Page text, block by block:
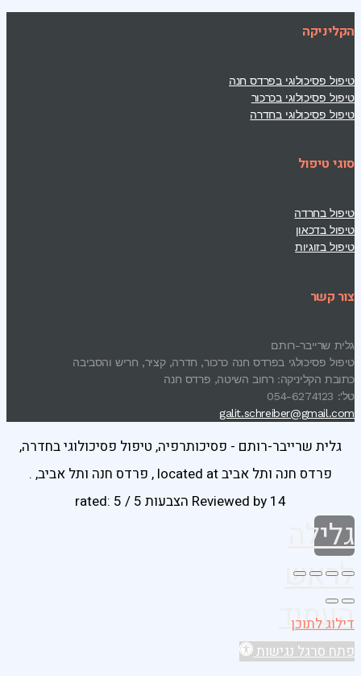
הקליניקה
טיפול פסיכולוגי בפרדס חנה
טיפול פסיכולוגי בכרכור
טיפול פסיכולוגי בחדרה
סוגי טיפול
טיפול בחרדה
טיפול בדכאון
טיפול בזוגיות
צור קשר
גלית שרייבר-רותם
טיפול פסיכולגי בפרדס חנה כרכור, חדרה, קציר, חריש והסביבה
כתובת הקליניקה: רחוב השיטה, פרדס חנה
טל': 054-6274123
galit.schreiber@gmail.com
גלית שרייבר-רותם - פסיכותרפיה, טיפול פסיכולוגי בחדרה,
פרדס חנה ותל אביב
, פרדס חנה ותל אביב,
.
Reviewed by 14 הצבעות 5 / 5
גלילה
לראש
העמוד
דילוג לתוכן
פתח סרגל נגישות